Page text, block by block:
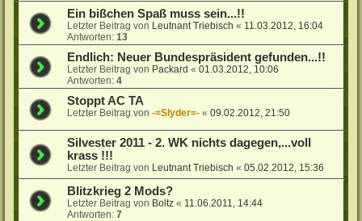
Ein bißchen Spaß muss sein...!!
Letzter Beitrag von Leutnant Triebisch « 11.03.2012, 16:04
Antworten:13
Endlich: Neuer Bundespräsident gefunden...!!
Letzter Beitrag von Packard «01.03.2012, 10:06
Antworten:4
Stoppt AC TA
Letzter Beitrag von-=Slyder=- «09.02.2012, 21:50
Silvester 2011 - 2. WK nichts dagegen,...voll
krass !!!
Letzter Beitrag von Leutnant Triebisch «05.02.2012, 15:36
Blitzkrieg 2 Mods?
Letzter Beitrag von Boltz « 11.06.2011, 14:44
Antworten:7